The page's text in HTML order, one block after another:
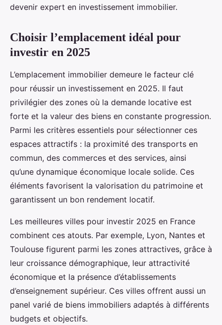
devenir expert en investissement immobilier.
Choisir l’emplacement idéal pour
investir en 2025
L’emplacement immobilier demeure le facteur clé
pour réussir un investissement en 2025. Il faut
privilégier des zones où la demande locative est
forte et la valeur des biens en constante progression.
Parmi les critères essentiels pour sélectionner ces
espaces attractifs : la proximité des transports en
commun, des commerces et des services, ainsi
qu’une dynamique économique locale solide. Ces
éléments favorisent la valorisation du patrimoine et
garantissent un bon rendement locatif.
Les meilleures villes pour investir 2025 en France
combinent ces atouts. Par exemple, Lyon, Nantes et
Toulouse figurent parmi les zones attractives, grâce à
leur croissance démographique, leur attractivité
économique et la présence d’établissements
d’enseignement supérieur. Ces villes offrent aussi un
panel varié de biens immobiliers adaptés à différents
budgets et objectifs.